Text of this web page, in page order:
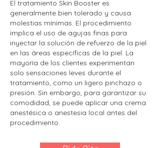
El tratamiento Skin Booster es
generalmente bien tolerado y causa
molestias mínimas. El procedimiento
implica el uso de agujas finas para
inyectar la solución de refuerzo de la piel
en las áreas específicas de la piel. La
mayoría de los clientes experimentan
solo sensaciones leves durante el
tratamiento, como un ligero pinchazo o
presión. Sin embargo, para garantizar su
comodidad, se puede aplicar una crema
anestésica o anestesia local antes del
procedimiento.